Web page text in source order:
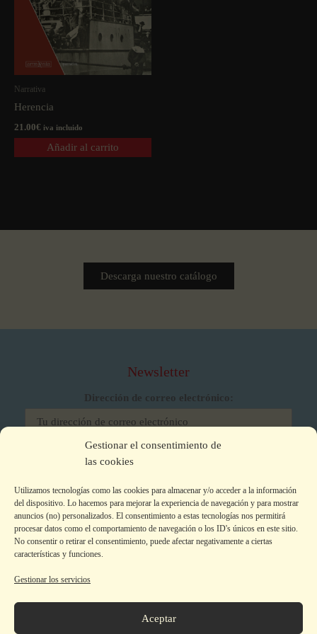
Gestionar el consentimiento de
las cookies
Utilizamos tecnologías como las cookies para almacenar y/o acceder a la información
del dispositivo. Lo hacemos para mejorar la experiencia de navegación y para mostrar
anuncios (no) personalizados. El consentimiento a estas tecnologías nos permitirá
procesar datos como el comportamiento de navegación o los ID's únicos en este sitio.
No consentir o retirar el consentimiento, puede afectar negativamente a ciertas
características y funciones.
Gestionar los servicios
Aceptar
Narrativa
Herencia
21.00€ iva incluido
Añadir al carrito
Descarga nuestro catálogo
Newsletter
Dirección de correo electrónico:
He leído y acepto los términos y condiciones
Colecciones